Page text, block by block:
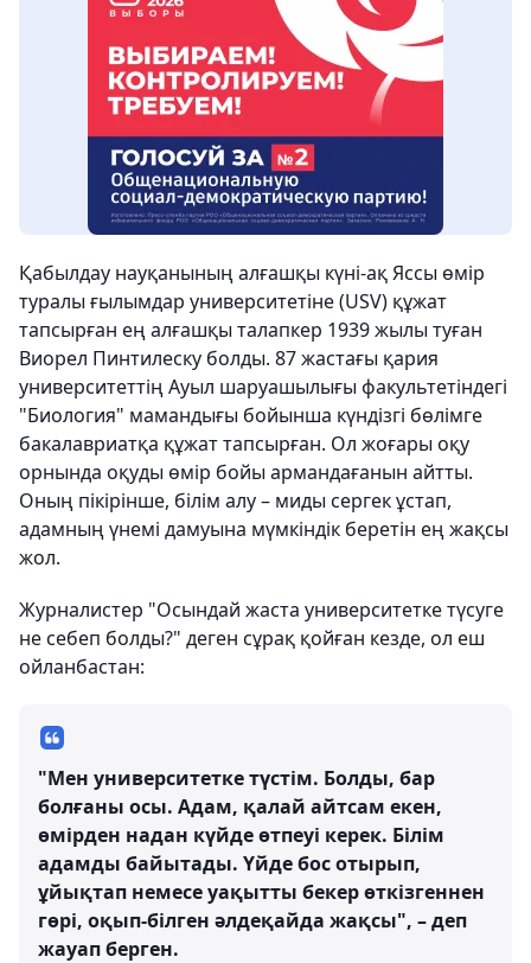
Қабылдау науқанының алғашқы күні-ақ Яссы өмір
туралы ғылымдар университетіне (USV) құжат
тапсырған ең алғашқы талапкер 1939 жылы туған
Виорел Пинтилеску болды. 87 жастағы қария
университеттің Ауыл шаруашылығы факультетіндегі
"Биология" мамандығы бойынша күндізгі бөлімге
бакалавриатқа құжат тапсырған. Ол жоғары оқу
орнында оқуды өмір бойы армандағанын айтты.
Оның пікірінше, білім алу – миды сергек ұстап,
адамның үнемі дамуына мүмкіндік беретін ең жақсы
жол.
Журналистер "Осындай жаста университетке түсуге
не себеп болды?" деген сұрақ қойған кезде, ол еш
ойланбастан:
"Мен университетке түстім. Болды, бар
болғаны осы. Адам, қалай айтсам екен,
өмірден надан күйде өтпеуі керек. Білім
адамды байытады. Үйде бос отырып,
ұйықтап немесе уақытты бекер өткізгеннен
гөрі, оқып-білген әлдеқайда жақсы", – деп
жауап берген.